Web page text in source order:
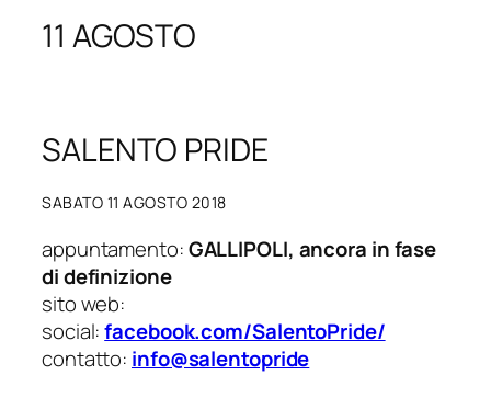
11 AGOSTO
SALENTO PRIDE
SABATO 11 AGOSTO 2018
appuntamento:GALLIPOLI, ancora in fase
di definizione
sito web:
social:facebook.com/SalentoPride/
contatto: info@salentopride